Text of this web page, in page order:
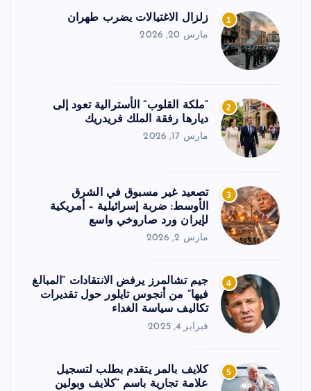
1 زلزال الاغتيالات يضرب طهران
مارس 20, 2026
2
“ملكة القلوب” الأسترالية تعود إلى
ديارها رفقة الملك فريدريك
مارس 17, 2026
3
تصعيد غير مسبوق في الشرق
الأوسط: ضربة إسرائيلية – أمريكية
لإيران ورد صاروخي واسع
مارس 2, 2026
4
جيم تشالمرز يرفض الانتقادات “المبالغ
فيها” من أنجوس تايلور حول تقديرات
تكاليف سياسة الغداء
فبراير 4, 2025
5
كلايف بالمر يتقدم بطلب لتسجيل
علامة تجارية باسم “كلايف وبولين